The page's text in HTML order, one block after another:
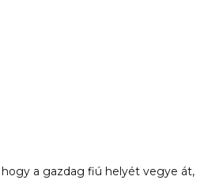
a gazdag fiú helyét vegye át,